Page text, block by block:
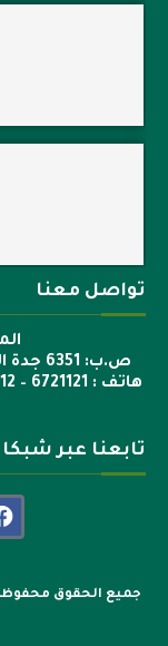
تواصل معنا
هاتف : 6721121 – 12 – 00966 فاكس : 6722600 – 12 – 00966
تابعنا عبر
جميع الحقوق محفوظة